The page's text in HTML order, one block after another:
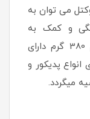
می توان به
و کمک به
افسردگی نام برد. این محصول با حجم 380 گرم دارای
پدیکور و
میگردد.